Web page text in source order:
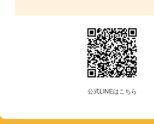
公式LINEはこちら